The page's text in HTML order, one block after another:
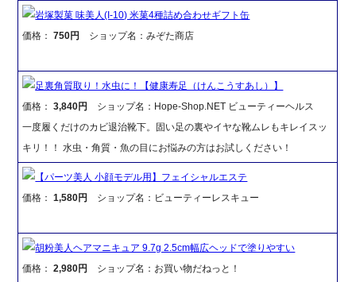
岩塚製菓 味美人(I-10) 米菓4種詰め合わせギフト缶
価格：750円 ショップ名：みぞた商店
足裏角質取り！水虫に！【健康寿足（けんこうすあし）】
価格：3,840円
ショップ名：Hope-Shop.NET ビューティーヘルス
一度履くだけのカビ退治靴下。固い足の裏やイヤな靴ムレもキレイスッ
キリ！！ 水虫・角質・魚の目にお悩みの方はお試しください！
【パーツ美人 小顔モデル用】フェイシャルエステ
価格：1,580円 ショップ名：ビューティーレスキュー
胡粉美人ヘアマニキュア 9.7g 2.5cm幅広ヘッドで塗りやすい
価格：2,980円
ショップ名：お買い物だねっと！